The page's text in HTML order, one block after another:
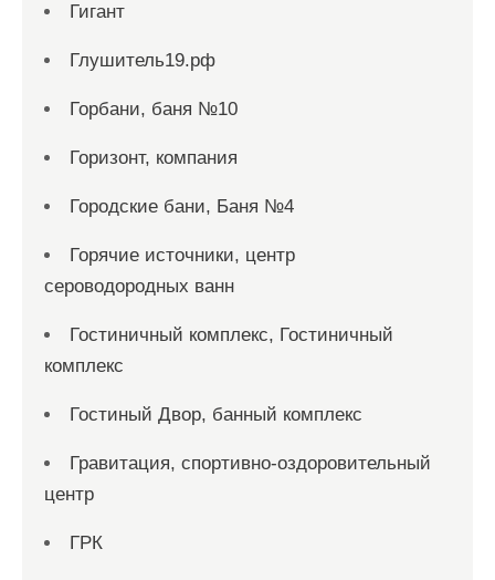
Гигант
Глушитель19.рф
Горбани, баня №10
Горизонт, компания
Городские бани, Баня №4
Горячие источники, центр
сероводородных ванн
Гостиничный комплекс, Гостиничный
комплекс
Гостиный Двор, банный комплекс
Гравитация, спортивно-оздоровительный
центр
ГРК